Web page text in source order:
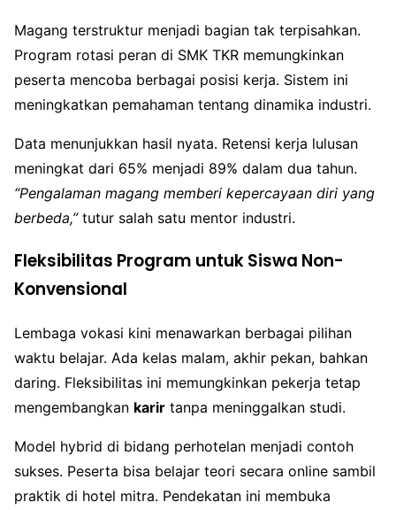
Magang terstruktur menjadi bagian tak terpisahkan.
Program rotasi peran di SMK TKR memungkinkan
peserta mencoba berbagai posisi kerja. Sistem ini
meningkatkan pemahaman tentang dinamika industri.
Data menunjukkan hasil nyata. Retensi kerja lulusan
meningkat dari 65% menjadi 89% dalam dua tahun.
“Pengalaman magang memberi kepercayaan diri yang
berbeda,”tutur salah satu mentor industri.
Fleksibilitas Program untuk Siswa Non-
Konvensional
Lembaga vokasi kini menawarkan berbagai pilihan
waktu belajar. Ada kelas malam, akhir pekan, bahkan
daring. Fleksibilitas ini memungkinkan pekerja tetap
mengembangkan karir tanpa meninggalkan studi.
Model hybrid di bidang perhotelan menjadi contoh
sukses. Peserta bisa belajar teori secara online sambil
praktik di hotel mitra. Pendekatan ini membuka